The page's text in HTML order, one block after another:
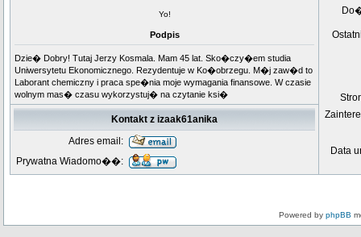
Yo!
Podpis
Dzie� Dobry! Tutaj Jerzy Kosmala. Mam 45 lat. Sko�czy�em studia
Uniwersytetu Ekonomicznego. Rezydentuje w Ko�obrzegu. M�j zaw�d to
Laborant chemiczny i praca spe�nia moje wymagania finansowe. W czasie
wolnym mas� czasu wykorzystuj� na czytanie ksi�
Data
Kontakt z izaak61anika
Adres email:
Prywatna Wiadomo��:
Powered by phpBB